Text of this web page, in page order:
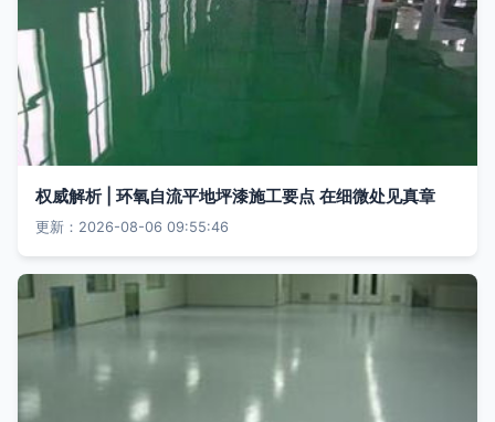
权威解析 | 环氧自流平地坪漆施工要点 在细微处见真章
更新：2026-08-06 09:55:46